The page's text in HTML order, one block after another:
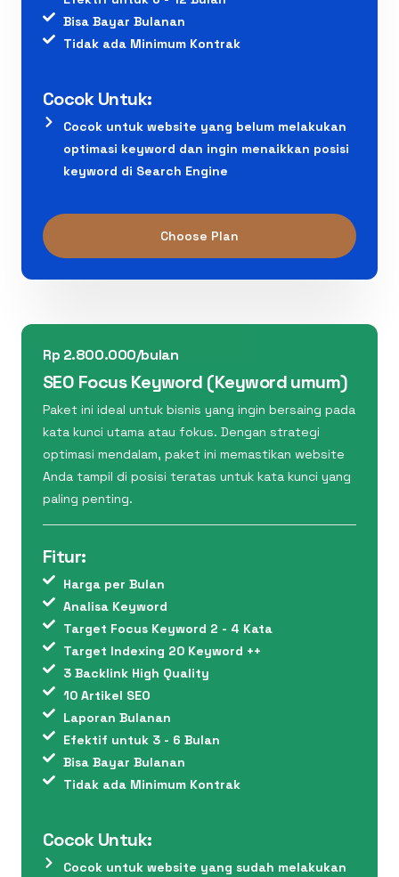
Bisa Bayar Bulanan
Tidak ada Minimum Kontrak
Cocok Untuk:
Cocok untuk website yang belum melakukan
optimasi keyword dan ingin menaikkan posisi
keyword di Search Engine
Choose Plan
Rp 2.800.000/bulan
SEO Focus Keyword (Keyword umum)
Paket ini ideal untuk bisnis yang ingin bersaing pada
kata kunci utama atau fokus. Dengan strategi
optimasi mendalam, paket ini memastikan website
Anda tampil di posisi teratas untuk kata kunci yang
paling penting.
Fitur:
Harga per Bulan
Analisa Keyword
Target Focus Keyword 2 - 4 Kata
Target Indexing 20 Keyword ++
3 Backlink High Quality
10 Artikel SEO
Laporan Bulanan
Efektif untuk 3 - 6 Bulan
Bisa Bayar Bulanan
Tidak ada Minimum Kontrak
Cocok Untuk:
Cocok untuk website yang sudah melakukan